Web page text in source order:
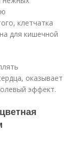
клетчатка
для кишечной
оказывает
эффект.